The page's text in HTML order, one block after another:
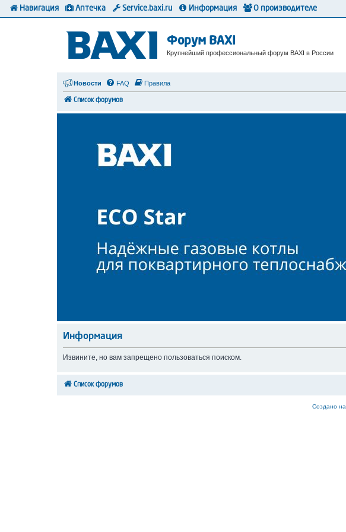
Форум BAXI
Крупнейший профессиональный форум BAXI в России
Новости FAQ Правила
Список форумов
Информация
Извините, но вам запрещено пользоваться поиском.
Навигация Аптечка Service.baxi.ru Информация О производителе
Список форумов
Создано